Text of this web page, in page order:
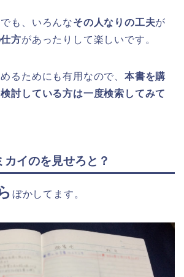
も、いろんなその人なりの工夫が
方があったりして楽しいです。
るためにも有用なので、 本書を購
討している方は一度検索してみて
カイのを見せろと？
ぼかしてます。